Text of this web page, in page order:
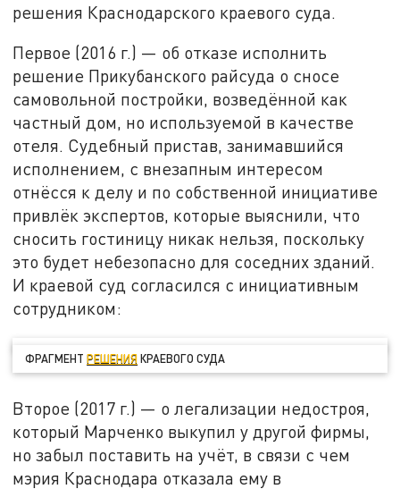
решения Краснодарского краевого суда.
Первое (2016 г.) — об отказе исполнить
решение Прикубанского райсуда о сносе
самовольной постройки, возведённой как
частный дом, но используемой в качестве
отеля. Судебный пристав, занимавшийся
исполнением, с внезапным интересом
отнёсся к делу и по собственной инициативе
привлёк экспертов, которые выяснили, что
сносить гостиницу никак нельзя, поскольку
это будет небезопасно для соседних зданий.
И краевой суд согласился с инициативным
сотрудником:
ФРАГМЕНТРЕШЕНИЯ КРАЕВОГО СУДА
Второе (2017 г.) — о легализации недостроя,
который Марченко выкупил у другой фирмы,
но забыл поставить на учёт, в связи с чем
мэрия Краснодара отказала ему в